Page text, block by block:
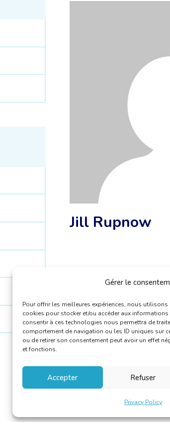
Gérer le
Pour offrir les meilleures expériences, nous
cookies pour stocker et/ou accéder aux
consentir à ces technologies nous permettra de
comportement de navigation ou les ID uniques sur
ou de retirer son consentement peut avoir un effet
et fonctions.
Accepter Refuser
Privacy Policy
Jill Rupnow